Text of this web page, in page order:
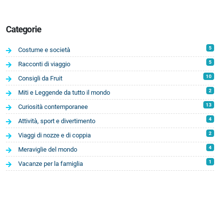
Categorie
Costume e società 5
Racconti di viaggio 5
Consigli da Fruit 10
Miti e Leggende da tutto il mondo 2
Curiosità contemporanee 13
Attività, sport e divertimento 4
Viaggi di nozze e di coppia 2
Meraviglie del mondo 4
Vacanze per la famiglia 1